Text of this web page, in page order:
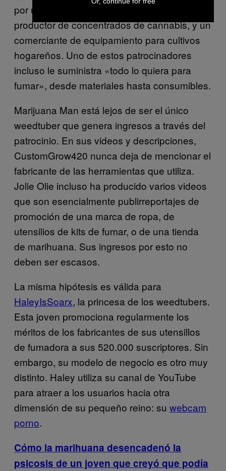
por una marca de vaporizadores, un
productor de concentrados de cannabis, y un
comerciante de equipamiento para cultivos
hogareños. Uno de estos patrocinadores
incluso le suministra «todo lo quiera para
fumar», desde materiales hasta consumibles.
Marijuana Man está lejos de ser el único
weedtuber que genera ingresos a través del
patrocinio. En sus videos y descripciones,
CustomGrow420 nunca deja de mencionar el
fabricante de las herramientas que utiliza.
Jolie Olie incluso ha producido varios videos
que son esencialmente publirreportajes de
promoción de una marca de ropa, de
utensilios de kits de fumar, o de una tienda
de marihuana. Sus ingresos por esto no
deben ser escasos.
La misma hipótesis es válida para
HaleyIsSoarx, la princesa de los weedtubers.
Esta joven promociona regularmente los
méritos de los fabricantes de sus utensillos
de fumadora a sus 520.000 suscriptores. Sin
embargo, su modelo de negocio es otro muy
distinto. Haley utiliza su canal de YouTube
para atraer a los usuarios hacia otra
dimensión de su pequeño reino: su webcam
porno.
Cómo la marihuana desencadenó la
psicosis de un joven que creyó que podía